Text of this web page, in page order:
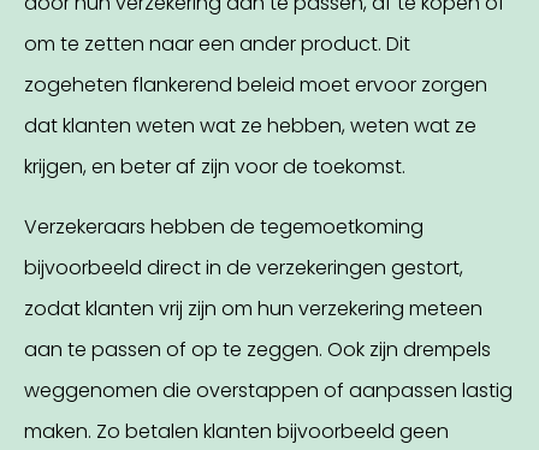
om te zetten naar een ander product. Dit
zogeheten flankerend beleid moet ervoor zorgen
dat klanten weten wat ze hebben, weten wat ze
krijgen, en beter af zijn voor de toekomst.
Verzekeraars hebben de tegemoetkoming
bijvoorbeeld direct in de verzekeringen gestort,
zodat klanten vrij zijn om hun verzekering meteen
aan te passen of op te zeggen. Ook zijn drempels
weggenomen die overstappen of aanpassen lastig
maken. Zo betalen klanten bijvoorbeeld geen